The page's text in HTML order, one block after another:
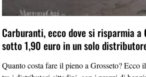
Carburanti, ecco dove si risparmia a
sotto 1,90 euro in un solo
Quanto costa fare il pieno a Grosseto? Ecco